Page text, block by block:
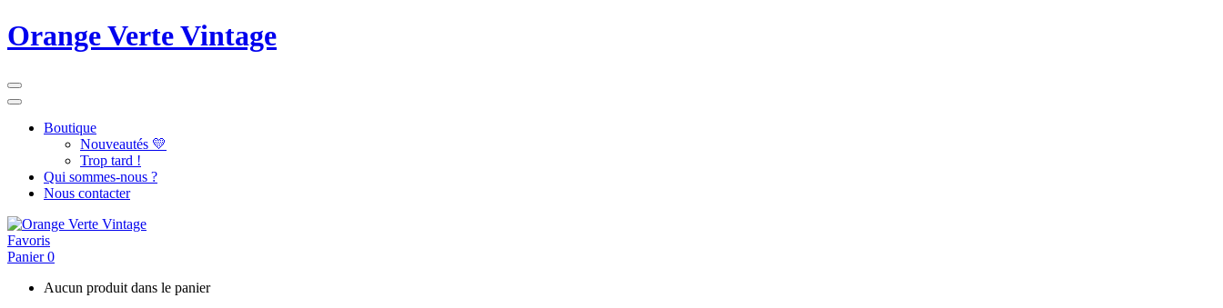
Orange Verte Vintage
Boutique
Nouveautés 💛
Trop tard !
Qui sommes-nous ?
Nous contacter
Favoris
Panier0
Aucun produit dans le panier